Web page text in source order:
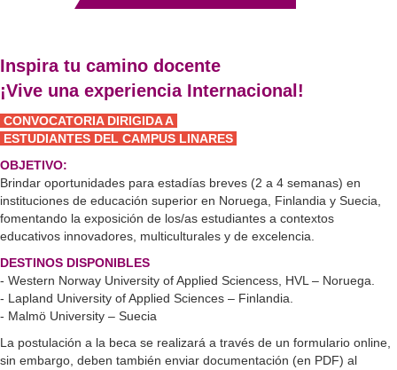
Inspira tu camino docente
¡Vive una experiencia Internacional!
CONVOCATORIA DIRIGIDA A
ESTUDIANTES DEL CAMPUS LINARES
OBJETIVO:
Brindar oportunidades para estadías breves (2 a 4 semanas) en
instituciones de educación superior en Noruega, Finlandia y Suecia,
fomentando la exposición de los/as estudiantes a contextos
educativos innovadores, multiculturales y de excelencia.
DESTINOS DISPONIBLES
- Western Norway University of Applied Sciencess, HVL – Noruega.
- Lapland University of Applied Sciences – Finlandia.
- Malmö University – Suecia
La postulación a la beca se realizará a través de un formulario online,
sin embargo, deben también enviar documentación (en PDF) al